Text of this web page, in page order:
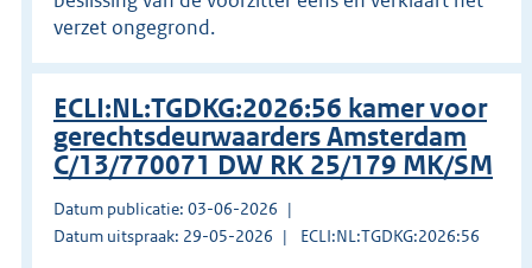
verzet ongegrond.
ECLI:NL:TGDKG:2026:56 kamer voor
gerechtsdeurwaarders Amsterdam
C/13/770071 DW RK 25/179 MK/SM
Datum publicatie: 03-06-2026
Datum uitspraak: 29-05-2026
ECLI:NL:TGDKG:2026:56